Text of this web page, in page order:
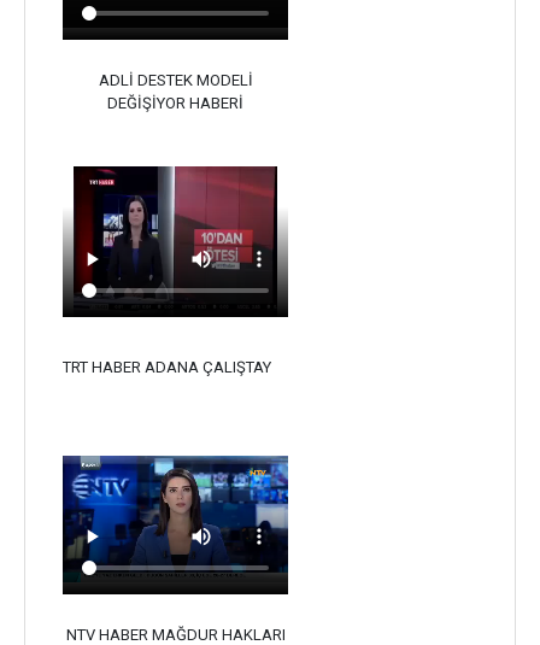
ADLİ DESTEK MODELİ
DEĞİŞİYOR HABERİ
TRT HABER ADANA ÇALIŞTAY
NTV HABER MAĞDUR HAKLARI